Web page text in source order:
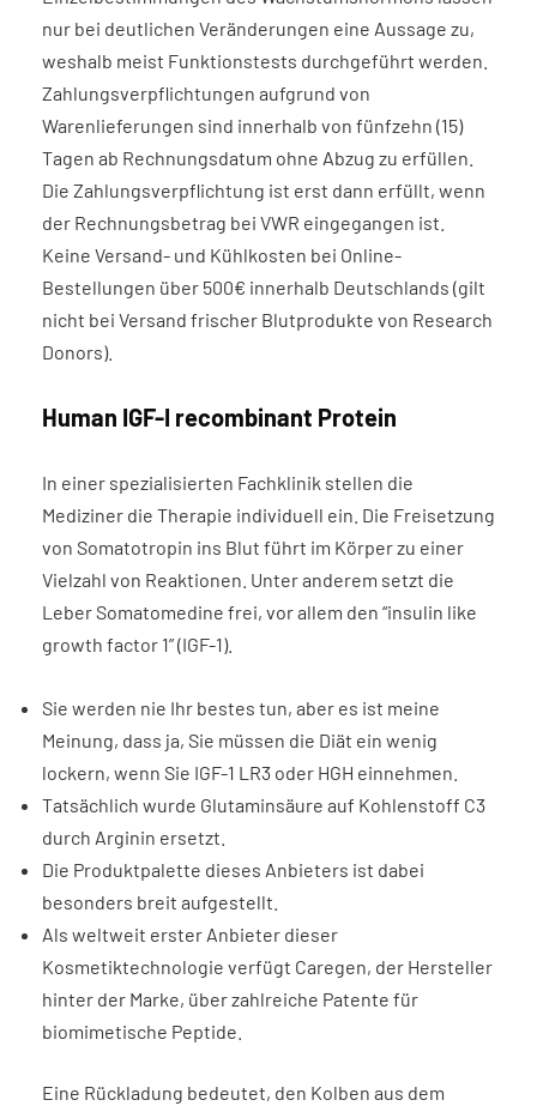
nur bei deutlichen Veränderungen eine Aussage zu,
weshalb meist Funktionstests durchgeführt werden.
Zahlungsverpflichtungen aufgrund von
Warenlieferungen sind innerhalb von fünfzehn (15)
Tagen ab Rechnungs­datum ohne Abzug zu erfüllen.
Die Zahlungsverpflichtung ist erst dann erfüllt, wenn
der Rechnungsbetrag bei VWR eingegangen ist.
Keine Versand- und Kühlkosten bei Online-
Bestellungen über 500€ innerhalb Deutschlands (gilt
nicht bei Versand frischer Blutprodukte von Research
Donors).
Human IGF-I recombinant Protein
In einer spezialisierten Fachklinik stellen die
Mediziner die Therapie individuell ein. Die Freisetzung
von Somatotropin ins Blut führt im Körper zu einer
Vielzahl von Reaktionen. Unter anderem setzt die
Leber Somatomedine frei, vor allem den “insulin like
growth factor 1” (IGF-1).
Sie werden nie Ihr bestes tun, aber es ist meine
Meinung, dass ja, Sie müssen die Diät ein wenig
lockern, wenn Sie IGF-1 LR3 oder HGH einnehmen.
Tatsächlich wurde Glutaminsäure auf Kohlenstoff C3
durch Arginin ersetzt.
Die Produktpalette dieses Anbieters ist dabei
besonders breit aufgestellt.
Als weltweit erster Anbieter dieser
Kosmetiktechnologie verfügt Caregen, der Hersteller
hinter der Marke, über zahlreiche Patente für
biomimetische Peptide.
Eine Rückladung bedeutet, den Kolben aus dem